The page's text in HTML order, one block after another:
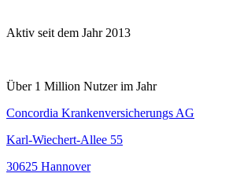
Aktiv seit dem Jahr 2013
Über 1 Million Nutzer im Jahr
Concordia Krankenversicherungs AG
Karl-Wiechert-Allee 55
30625 Hannover